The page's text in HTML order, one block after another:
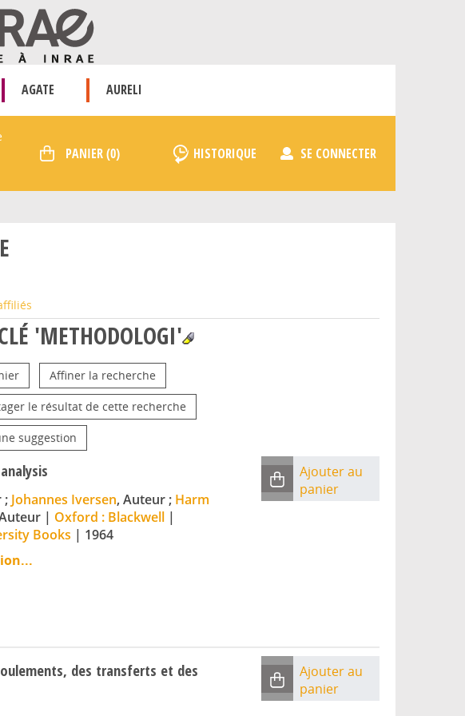
AGATE AURELI
HISTORIQUE SE CONNECTER
'METHODOLOGI'
Affiner la recherche
le résultat de cette recherche
suggestion
; Johannes Iversen, Auteur ; Harm
| Oxford : Blackwell|
Books | 1964
Ajouter au
panier
des transferts et des
Ajouter au
panier